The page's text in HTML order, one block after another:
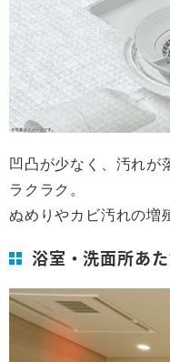
凹凸が少なく、汚れが
ラクラク。
ぬめりやカビ汚れの増
浴室・洗面所あ